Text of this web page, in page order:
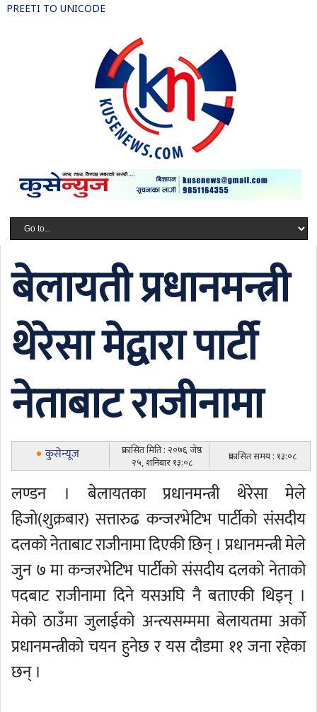
PREETI TO UNICODE
बेलायती प्रधानमन्त्री
थेरेसा मेद्वारा पार्टी
नेताबाट राजीनामा
कुसेन्यूज
प्रकासित मिति : २०७६ जेष्ठ
२५, शनिबार १३:०८
प्रकासित समय : १३:०८
लण्डन । बेलायतका प्रधानमन्त्री थेरेसा मेले
हिजो(शुक्रबार) सत्तारुढ कन्जरभेटिभ पार्टीको संसदीय
दलको नेताबाट राजीनामा दिएकी छिन् । प्रधानमन्त्री मेले
जुन ७ मा कन्जरभेटिभ पार्टीको संसदीय दलको नेताको
पदबाट राजीनामा दिने यसअघि नै बताएकी थिइन् ।
मेको ठाउँमा जुलाईको अन्त्यसम्ममा बेलायतमा अर्को
प्रधानमन्त्रीको चयन हुनेछ र यस दौडमा ११ जना रहेका
छन् ।